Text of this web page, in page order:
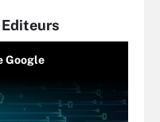
Google